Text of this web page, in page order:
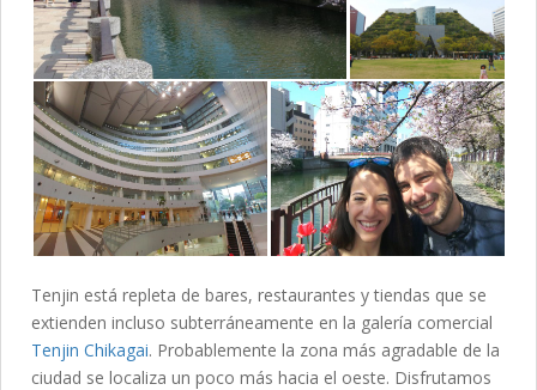
Tenjin está repleta de bares, restaurantes y tiendas que se
extienden incluso subterráneamente en la galería comercial
Tenjin Chikagai. Probablemente la zona más agradable de la
ciudad se localiza un poco más hacia el oeste. Disfrutamos